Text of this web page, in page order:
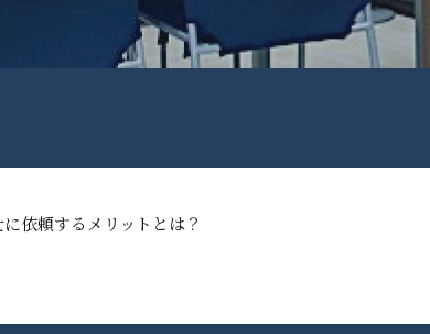
依頼するメリットとは？